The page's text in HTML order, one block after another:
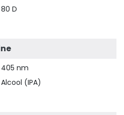
80 D
405 nm
Alcool (IPA)